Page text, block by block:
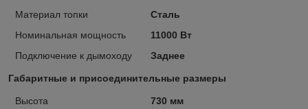
Материал топки
Сталь
Номинальная мощность
11000 Вт
Подключение к дымоходу
Заднее
Габаритные и присоединительные размеры
Высота
730 мм